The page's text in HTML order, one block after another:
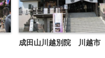
成田山川越別院 川越市